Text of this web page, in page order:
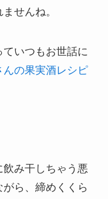
せんね。
いつもお世話に
の果実酒レシピ
み干しちゃう悪
ら、締めくくら